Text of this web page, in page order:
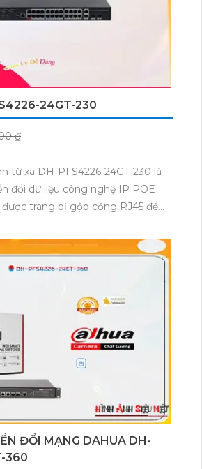
cho hệ thống mạng của bạn.
24GT-230
₫
từ xa DH-PFS4226-24GT-230 là
đổi dữ liệu công nghệ IP POE
trang bị gộp cổng RJ45 để
thiết bị thông qua cổng RJ45
IP POE, giúp cung cấp nguồn
các thiết bị khác. Với những tính
ĐỔI MẠNG DAHUA DH-
360